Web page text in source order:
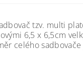
tzv. multi
6,5 x 6,5cm
celého